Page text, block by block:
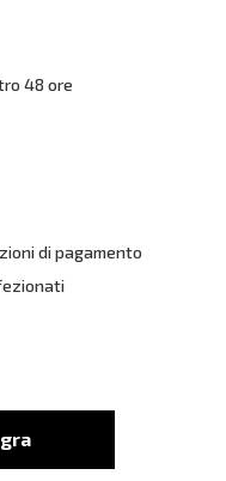
48 ore
di pagamento